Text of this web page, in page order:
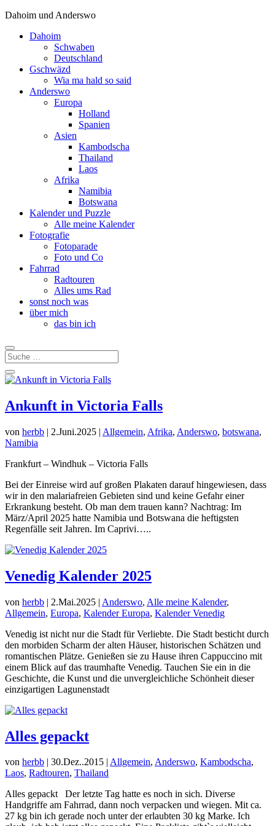
Dahoim und Anderswo
Dahoim
Schwaben
Deutschland
Gschwäzd
Wia ma hald so said
Anderswo
Europa
Holland
Spanien
Asien
Kambodscha
Thailand
Laos
Afrika
Namibia
Botswana
Kalender und Puzzle
Alle meine Kalender
Fotografie
Fotoparade
Foto und Co
Fahrrad
Radtouren
Alles ums Rad
sonst noch was
über mich
das bin ich
Ankunft in Victoria Falls
von herbb | 2.Juni.2025 | Allgemein, Afrika, Anderswo, botswana,
Namibia
Frankfurt – Windhuk – Victoria Falls
Bei der Einreise wird auf großen Plakaten darauf hingewiesen, dass
wir in den malariafreien Gebieten sind und keine Gefahr einer
Erkrankung besteht. Ob man dem trauen kann? Nachtrag: Im
März/April 2025 hatte Namibia und Botswana die heftigsten
Regenfälle seit Jahren. Im Caprivi…..
Venedig Kalender 2025
von herbb | 2.Mai.2025 | Anderswo, Alle meine Kalender,
Allgemein, Europa, Kalender Europa, Kalender Venedig
Venedig ist nicht nur die Stadt für Verliebte. Die Stadt besticht durch
den morbiden Scharm der alten Häuser, historischen Schätzen und
romantischen Plätze. Genießen sie zu Hause ihren Cappuccino mit
einem Blick auf das traumhafte Venedig. Tauchen Sie ein in die
Geschichte, die Kunst und die unvergleichliche Schönheit dieser
einzigartigen Lagunenstadt
Alles gepackt
von herbb | 30.Dez..2015 | Allgemein, Anderswo, Kambodscha,
Laos, Radtouren, Thailand
Alles gepackt Der letzte Tag hatte es noch in sich. Diverse
Handgriffe am Fahrrad, dann noch verpacken und wiegen. Mit ca.
27 kg bin ich gerade noch unter der erlaubten 30 kg Marke. Ich